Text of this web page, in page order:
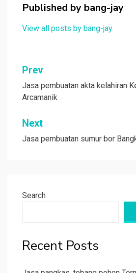
Published by bang-jay
View all posts by bang-jay
Post
navigation
Prev
Jasa pembuatan akta kelahiran
Arcamanik
Next
Jasa pembuatan sumur bor
Search
Recent Posts